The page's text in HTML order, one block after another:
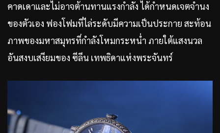
คาดเดาและไม่อาจต้านทานแรงกำลัง ได้กำหนดเจตจำนง
ของตัวเอง ฟองโฟมที่ไล่ระดับมีความเป็นประกาย สะท้อน
ภาพของมหาสมุทรที่กำลังโหมกระหน่ำ ภายใต้แสงนวล
อันสงบเสงียมของ ซีลีน เทพธิดาแห่งพระจันทร์